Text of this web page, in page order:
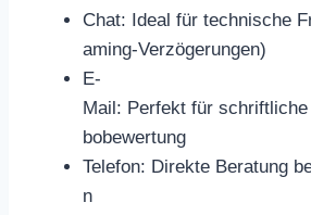
Chat: Ideal für technische
aming-Verzögerungen)
E-
Mail: Perfekt für
bobewertung
Telefon: Direkte Beratung
n